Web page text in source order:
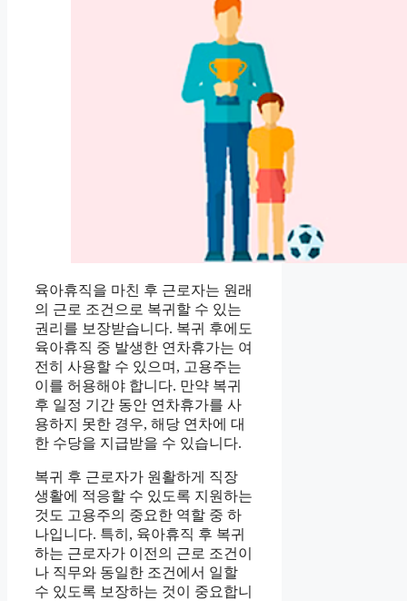
육아휴직을 마친 후 근로자는 원래
의 근로 조건으로 복귀할 수 있는
권리를 보장받습니다. 복귀 후에도
육아휴직 중 발생한 연차휴가는 여
전히 사용할 수 있으며, 고용주는
이를 허용해야 합니다. 만약 복귀
후 일정 기간 동안 연차휴가를 사
용하지 못한 경우, 해당 연차에 대
한 수당을 지급받을 수 있습니다.
복귀 후 근로자가 원활하게 직장
생활에 적응할 수 있도록 지원하는
것도 고용주의 중요한 역할 중 하
나입니다. 특히, 육아휴직 후 복귀
하는 근로자가 이전의 근로 조건이
나 직무와 동일한 조건에서 일할
수 있도록 보장하는 것이 중요합니